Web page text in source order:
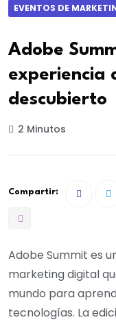
EVENTOS DE
Adobe
experiencia
descubierto
2 Minutos
Compartir:
Adobe Summit es
marketing digital
mundo para
tecnologías. La